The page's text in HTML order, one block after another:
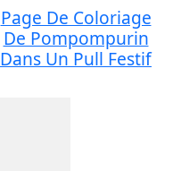
Page De Coloriage
De Pompompurin
Dans Un Pull Festif